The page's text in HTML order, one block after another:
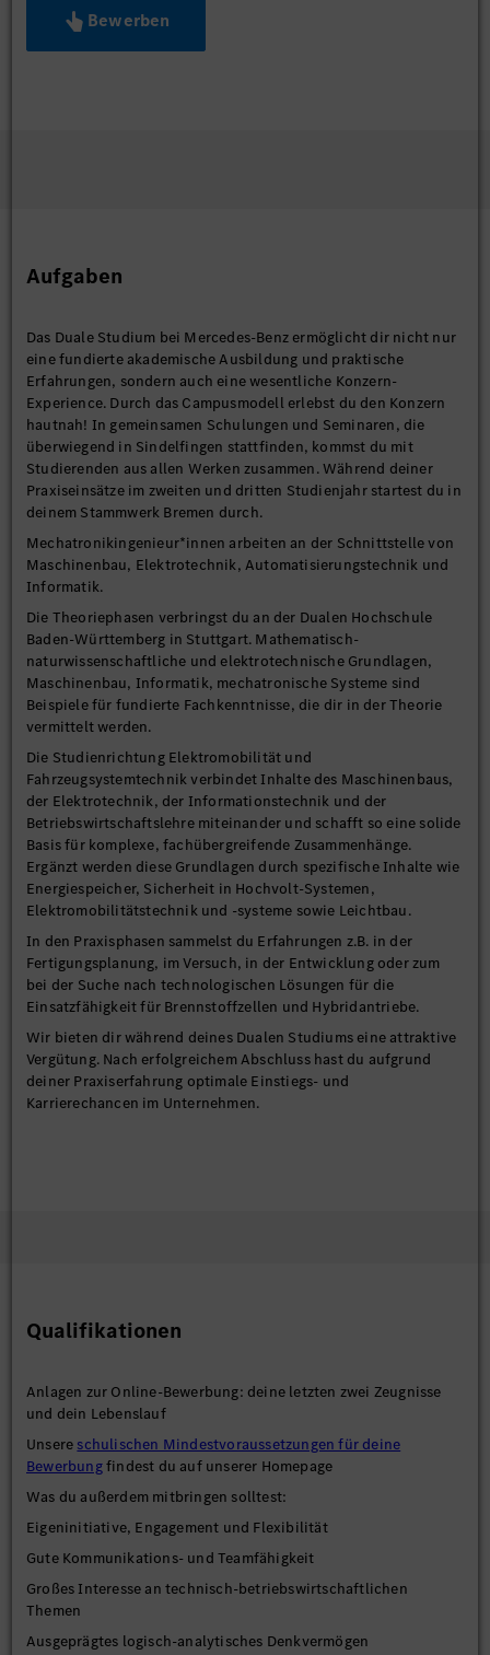
Bewerben
Aufgaben
Das Duale Studium bei Mercedes-Benz ermöglicht dir nicht nur
eine fundierte akademische Ausbildung und praktische
Erfahrungen, sondern auch eine wesentliche Konzern-
Experience. Durch das Campusmodell erlebst du den Konzern
hautnah! In gemeinsamen Schulungen und Seminaren, die
überwiegend in Sindelfingen stattfinden, kommst du mit
Studierenden aus allen Werken zusammen. Während deiner
Praxiseinsätze im zweiten und dritten Studienjahr startest du in
deinem Stammwerk Bremen durch.
Mechatronikingenieur*innen arbeiten an der Schnittstelle von
Maschinenbau, Elektrotechnik, Automatisierungstechnik und
Informatik.
Die Theoriephasen verbringst du an der Dualen Hochschule
Baden-Württemberg in Stuttgart. Mathematisch-
naturwissenschaftliche und elektrotechnische Grundlagen,
Maschinenbau, Informatik, mechatronische Systeme sind
Beispiele für fundierte Fachkenntnisse, die dir in der Theorie
vermittelt werden.
Die Studienrichtung Elektromobilität und
Fahrzeugsystemtechnik verbindet Inhalte des Maschinenbaus,
der Elektrotechnik, der Informationstechnik und der
Betriebswirtschaftslehre miteinander und schafft so eine solide
Basis für komplexe, fachübergreifende Zusammenhänge.
Ergänzt werden diese Grundlagen durch spezifische Inhalte wie
Energiespeicher, Sicherheit in Hochvolt-Systemen,
Elektromobilitätstechnik und -systeme sowie Leichtbau.
In den Praxisphasen sammelst du Erfahrungen z.B. in der
Fertigungsplanung, im Versuch, in der Entwicklung oder zum
bei der Suche nach technologischen Lösungen für die
Einsatzfähigkeit für Brennstoffzellen und Hybridantriebe.
Wir bieten dir während deines Dualen Studiums eine attraktive
Vergütung. Nach erfolgreichem Abschluss hast du aufgrund
deiner Praxiserfahrung optimale Einstiegs- und
Karrierechancen im Unternehmen.
Qualifikationen
Anlagen zur Online-Bewerbung: deine letzten zwei Zeugnisse
und dein Lebenslauf
Unsere schulischen Mindestvoraussetzungen für deine
Bewerbungfindest du auf unserer Homepage
Was du außerdem mitbringen solltest:
Eigeninitiative, Engagement und Flexibilität
Gute Kommunikations- und Teamfähigkeit
Großes Interesse an technisch-betriebswirtschaftlichen
Themen
Ausgeprägtes logisch-analytisches Denkvermögen